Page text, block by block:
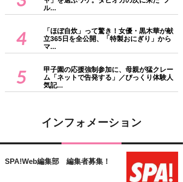
ル...
4
「ほぼ自炊」って驚き！女優・黒木華が献
立365日を全公開、「特製おにぎり」から
マ...
5
甲子園の応援強制参加に、母親が猛クレー
ム「ネットで告発する」／びっくり体験人
気記...
インフォメーション
SPA!Web編集部 編集者募集！